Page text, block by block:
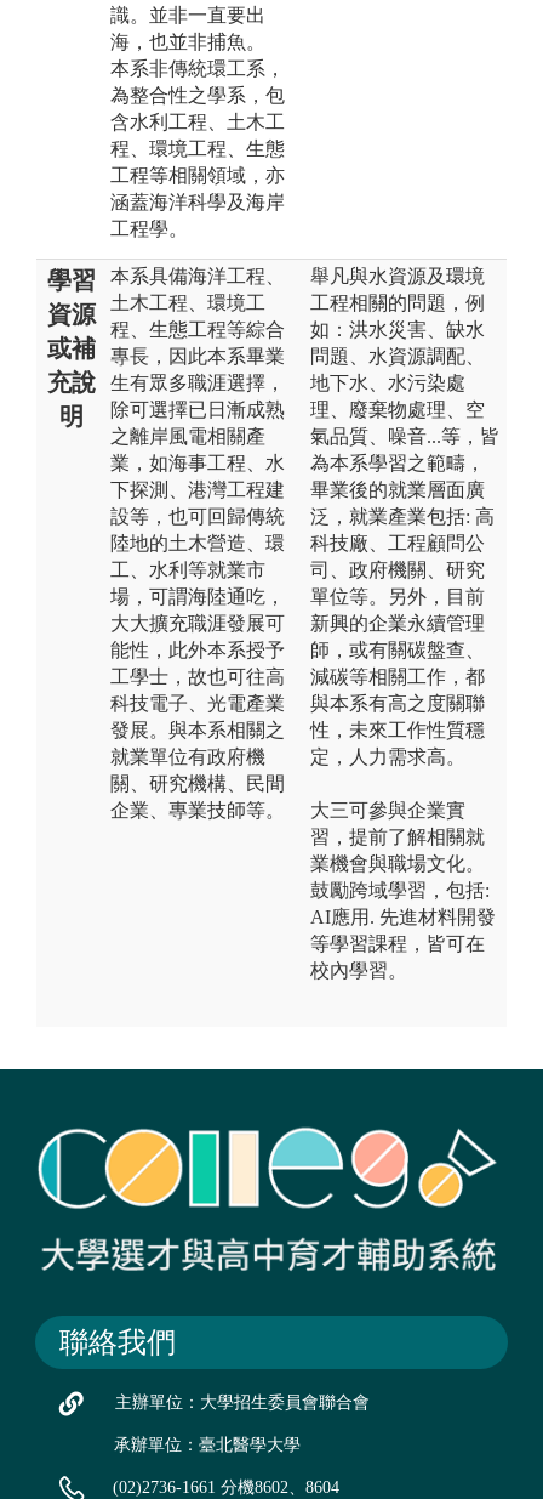
識。並非一直要出
海，也並非捕魚。
本系非傳統環工系，
為整合性之學系，包
含水利工程、土木工
程、環境工程、生態
工程等相關領域，亦
涵蓋海洋科學及海岸
工程學。
學習
資源
或補
充說
明
本系具備海洋工程、
土木工程、環境工
程、生態工程等綜合
專長，因此本系畢業
生有眾多職涯選擇，
除可選擇已日漸成熟
之離岸風電相關產
業，如海事工程、水
下探測、港灣工程建
設等，也可回歸傳統
陸地的土木營造、環
工、水利等就業市
場，可謂海陸通吃，
大大擴充職涯發展可
能性，此外本系授予
工學士，故也可往高
科技電子、光電產業
發展。與本系相關之
就業單位有政府機
關、研究機構、民間
企業、專業技師等。
舉凡與水資源及環境
工程相關的問題，例
如：洪水災害、缺水
問題、水資源調配、
地下水、水污染處
理、廢棄物處理、空
氣品質、噪音...等，皆
為本系學習之範疇，
畢業後的就業層面廣
泛，就業產業包括: 高
科技廠、工程顧問公
司、政府機關、研究
單位等。另外，目前
新興的企業永續管理
師，或有關碳盤查、
減碳等相關工作，都
與本系有高之度關聯
性，未來工作性質穩
定，人力需求高。
大三可參與企業實
習，提前了解相關就
業機會與職場文化。
鼓勵跨域學習，包括:
AI應用. 先進材料開發
等學習課程，皆可在
校內學習。
聯絡我們
主辦單位：大學招生委員會聯合會
承辦單位：臺北醫學大學
(02)2736-1661 分機8602、8604